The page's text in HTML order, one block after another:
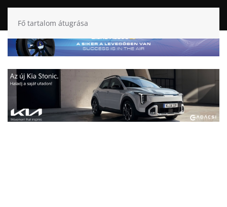
Fő tartalom átugrása